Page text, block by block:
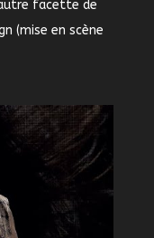
facette de
(mise en scène